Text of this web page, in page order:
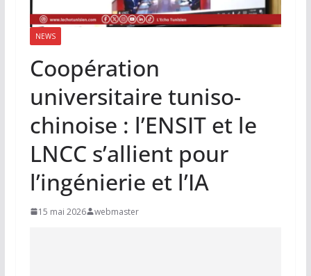
NEWS
Coopération
universitaire tuniso-
chinoise : l’ENSIT et le
LNCC s’allient pour
l’ingénierie et l’IA
15 mai 2026 webmaster